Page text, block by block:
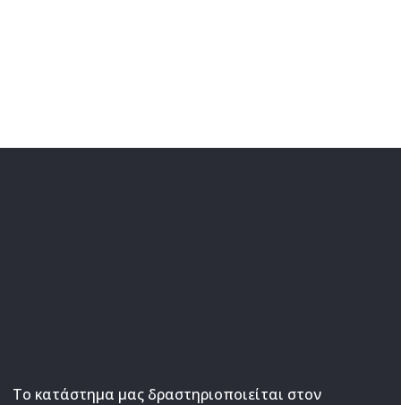
Το κατάστημα μας δραστηριοποιείται στον